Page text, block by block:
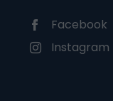
Facebook
Instagram